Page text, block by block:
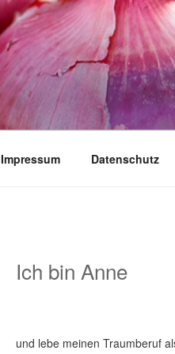
Impressum Datenschutz
Ich bin Anne
und lebe meinen Traumberuf